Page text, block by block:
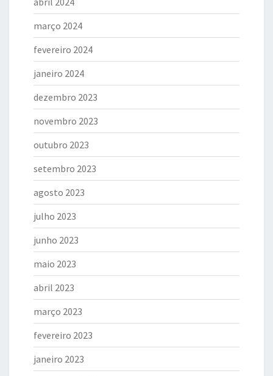
março 2024
fevereiro 2024
janeiro 2024
dezembro 2023
novembro 2023
outubro 2023
setembro 2023
agosto 2023
julho 2023
junho 2023
maio 2023
abril 2023
março 2023
fevereiro 2023
janeiro 2023